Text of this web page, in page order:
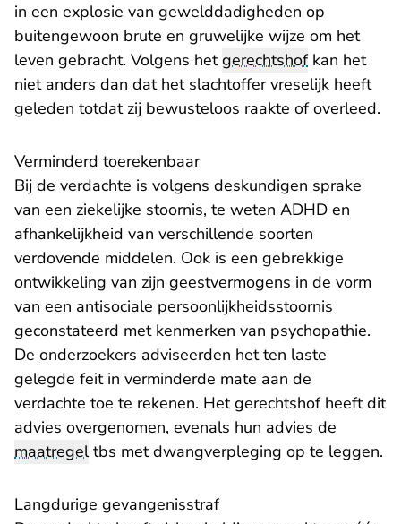
in een explosie van gewelddadigheden op
buitengewoon brute en gruwelijke wijze om het
leven gebracht. Volgens hetgerechtshofkan het
niet anders dan dat het slachtoffer vreselijk heeft
geleden totdat zij bewusteloos raakte of overleed.
Verminderd toerekenbaar
Bij de verdachte is volgens deskundigen sprake
van een ziekelijke stoornis, te weten ADHD en
afhankelijkheid van verschillende soorten
verdovende middelen. Ook is een gebrekkige
ontwikkeling van zijn geestvermogens in de vorm
van een antisociale persoonlijkheidsstoornis
geconstateerd met kenmerken van psychopathie.
De onderzoekers adviseerden het ten laste
gelegde feit in verminderde mate aan de
verdachte toe te rekenen. Het gerechtshof heeft dit
advies overgenomen, evenals hun advies de
maatregeltbs met dwangverpleging op te leggen.
Langdurige gevangenisstraf